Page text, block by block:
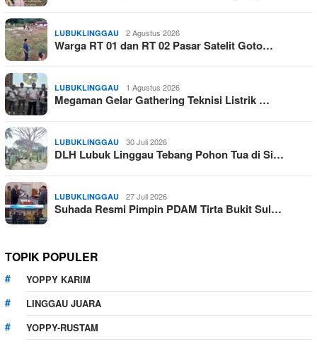
LUBUKLINGGAU 2 Agustus 2026
Warga RT 01 dan RT 02 Pasar Satelit Goto…
LUBUKLINGGAU 1 Agustus 2026
Megaman Gelar Gathering Teknisi Listrik …
LUBUKLINGGAU 30 Juli 2026
DLH Lubuk Linggau Tebang Pohon Tua di Si…
LUBUKLINGGAU 27 Juli 2026
Suhada Resmi Pimpin PDAM Tirta Bukit Sul…
TOPIK POPULER
YOPPY KARIM
LINGGAU JUARA
YOPPY-RUSTAM